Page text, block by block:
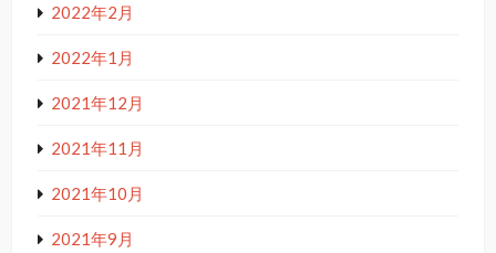
2022年2月
2022年1月
2021年12月
2021年11月
2021年10月
2021年9月